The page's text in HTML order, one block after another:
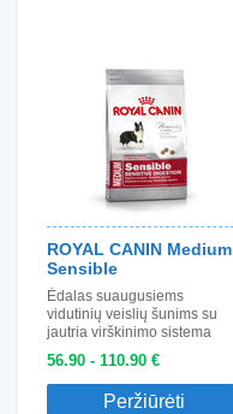
ROYAL CANIN Medium
Sensible
Ėdalas suaugusiems
vidutinių veislių šunims su
jautria virškinimo sistema
56.90 - 110.90 €
Peržiūrėti